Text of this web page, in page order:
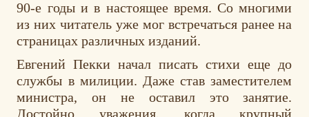
90-е годы и в настоящее время. Со многими
из них читатель уже мог встречаться ранее на
страницах различных изданий.
Евгений Пекки начал писать стихи еще до
службы в милиции. Даже став заместителем
министра, он не оставил это занятие.
Достойно уважения, когда крупный